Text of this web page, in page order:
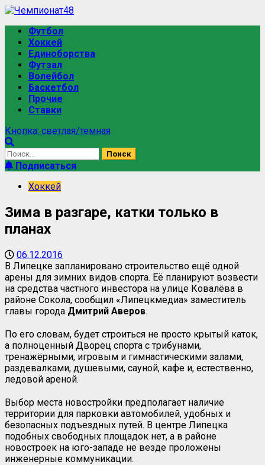
Футбол
Хоккей
Единоборства
Футзал
Волейбол
Баскетбол
Прочие
Ставки
Кнопка: светлая/темная
Подписаться
Хоккей
Зима в разгаре, катки только в
планах
06.12.2016
В Липецке запланировано строительство ещё одной
арены для зимних видов спорта. Её планируют возвести
на средства частного инвестора на улице Ковалёва в
районе Сокола, сообщил «Липецкмедиа» заместитель
главы города Дмитрий Аверов.
По его словам, будет строиться не просто крытый каток,
а полноценный Дворец спорта с трибунами,
тренажёрными, игровым и гимнастическими залами,
раздевалками, душевыми, сауной, кафе и, естественно,
ледовой ареной.
Выбор места новостройки предполагает наличие
территории для парковки автомобилей, удобных и
безопасных подъездных путей. В центре Липецка
подобных свободных площадок нет, а в районе
новостроек на юго-западе не везде проложены
инженерные коммуникации.